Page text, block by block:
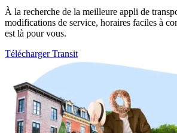
À la recherche de la meilleure appli de
modifications de service, horaires faciles à
est là pour vous.
Télécharger Transit